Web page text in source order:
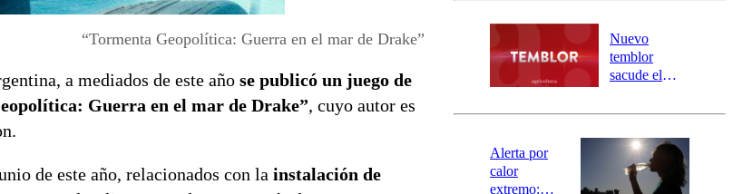
“Tormenta Geopolítica: Guerra en el mar de Drake”
a mediados de este año se publicó un juego de
Guerra en el mar de Drake”, cuyo autor es
de este año, relacionados con la instalación de
río Damas:
activa
mensajería
SAE
Nuevo
temblor
sacude el
revisa la
epicentro
Alerta por
calor
extremo: